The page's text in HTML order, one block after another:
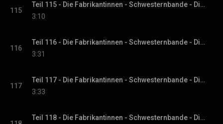
115
Teil 115 - Die Fabrikantinnen - Schwesternbande - Die Fabrikantinnen-Saga, Band 1
3:10
116
Teil 116 - Die Fabrikantinnen - Schwesternbande - Die Fabrikantinnen-Saga, Band 1
3:31
117
Teil 117 - Die Fabrikantinnen - Schwesternbande - Die Fabrikantinnen-Saga, Band 1
3:33
Teil 118 - Die Fabrikantinnen - Schwesternbande - Die Fabrikantinnen-Saga, Band 1